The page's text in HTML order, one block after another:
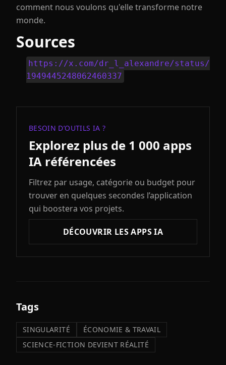
comment nous voulons qu'elle transforme notre
monde.
Sources
https://x.com/dr_l_alexandre/status/
1949445248062460337
BESOIN D’OUTILS IA ?
Explorez plus de 1 000 apps
IA référencées
Filtrez par usage, catégorie ou budget pour
trouver en quelques secondes l’application
qui boostera vos projets.
DÉCOUVRIR LES APPS IA
Tags
SINGULARITÉ
ÉCONOMIE & TRAVAIL
SCIENCE-FICTION DEVIENT RÉALITÉ